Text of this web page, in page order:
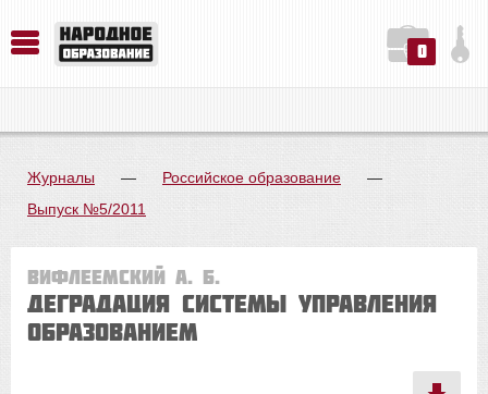
0
Журналы — Российское образование
—
Выпуск №5/2011
Вифлеемский А. Б.
Деградация системы управления
образованием